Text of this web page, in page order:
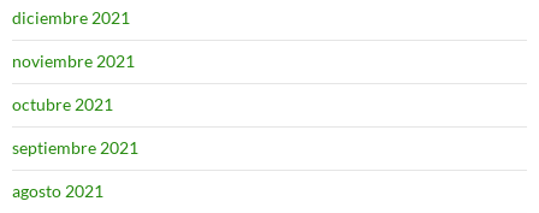
diciembre 2021
noviembre 2021
octubre 2021
septiembre 2021
agosto 2021